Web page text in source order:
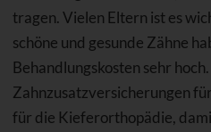
tragen. Vielen Eltern ist es
schöne und gesunde Zähne
Behandlungskosten sehr
Zahnzusatzversicherungen
für die Kieferorthopädie,